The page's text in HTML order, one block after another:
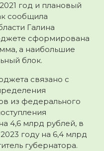
год и плановый
сообщила
Галина
сформирована
а наибольшие
блок.
связано с
из федерального
4,6 млрд рублей, в
году на 6,4 млрд
губернатора.